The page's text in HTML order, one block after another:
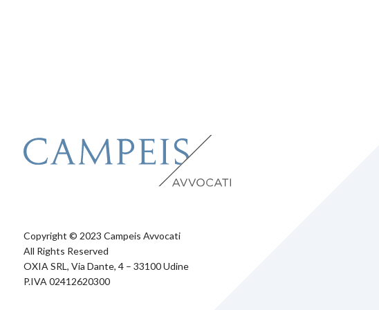
Copyright © 2023 Campeis Avvocati
All Rights Reserved
OXIA SRL, Via Dante, 4 – 33100 Udine
P.IVA 02412620300